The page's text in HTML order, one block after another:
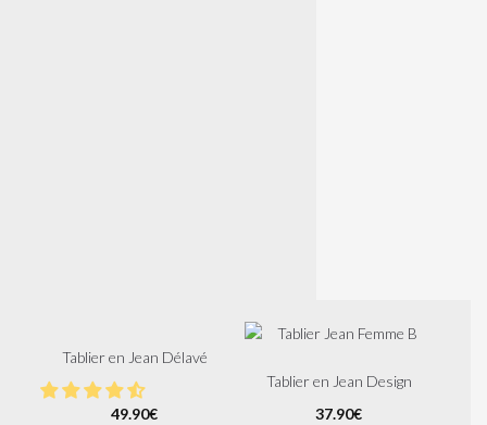
Tablier en Jean Délavé
49.90€
Tablier en Jean Design
37.90€